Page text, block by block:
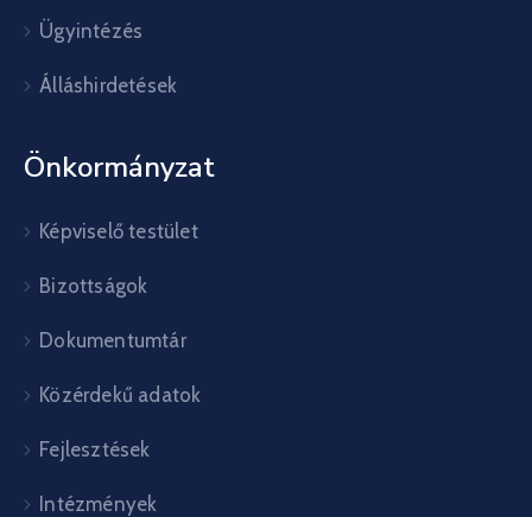
Ügyintézés
Álláshirdetések
Önkormányzat
Képviselő testület
Bizottságok
Dokumentumtár
Közérdekű adatok
Fejlesztések
Intézmények